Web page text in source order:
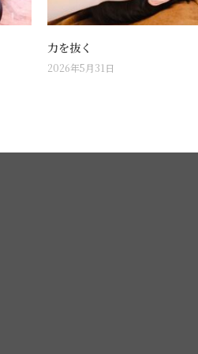
力を抜く
2026年5月31日